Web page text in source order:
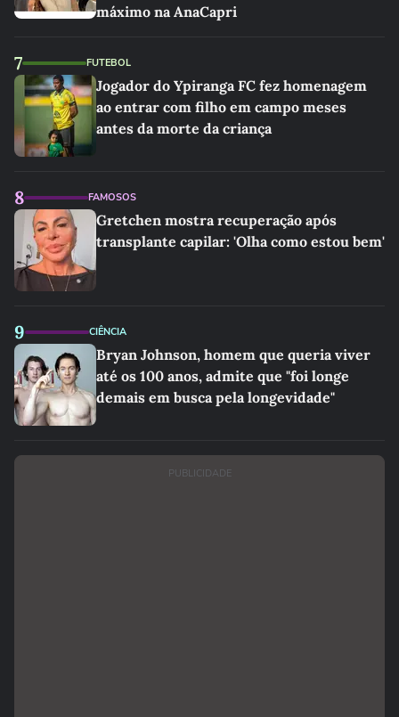
máximo na AnaCapri
7 FUTEBOL
Jogador do Ypiranga FC fez homenagem
ao entrar com filho em campo meses
antes da morte da criança
8 FAMOSOS
Gretchen mostra recuperação após
transplante capilar: 'Olha como estou bem'
9 CIÊNCIA
Bryan Johnson, homem que queria viver
até os 100 anos, admite que "foi longe
demais em busca pela longevidade"
PUBLICIDADE